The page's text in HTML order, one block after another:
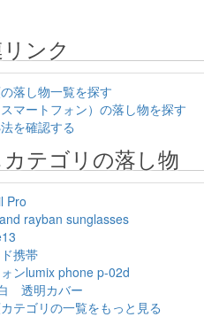
ンク
落し物一覧を探す
マートフォン）の落し物を探す
を確認する
テゴリの落し物
Pro
rayban sunglasses
携帯
ンlumix phone p-02d
透明カバー
テゴリの一覧をもっと見る